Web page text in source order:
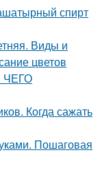
спирт
Виды и
цветов
ЧЕГО
Когда сажать
Пошаговая